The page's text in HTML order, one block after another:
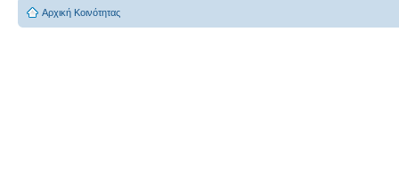
Αρχική Κοινότητας